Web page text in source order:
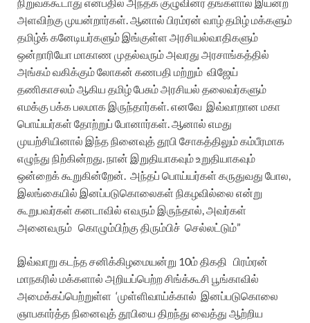
நிறுவக்கூடாது என்பதில் அந்தக் குழுவினர் தங்களால் இயன்ற
அளவிற்கு முயன்றார்கள். ஆனால் பிரம்ரன் வாழ் தமிழ் மக்களும்
தமிழ்க் கனேடியர்களும் இங்குள்ள அரசியல்வாதிகளும்
ஒன்றாரியோ மாகாண முதல்வரும் அவரது அரசாங்கத்தில்
அங்கம் வகிக்கும் லோகன் கணபதி மற்றும் விஜேய்
தணிகாசலம் ஆகிய தமிழ் பேசும் அரசியல் தலைவர்களும்
எமக்கு பக்க பலமாக இருந்தார்கள். எனவே இவ்வாறான மகா
பொய்யர்கள் தோற்றுப் போனார்கள். ஆனால் எமது
முயற்சியினால் இந்த நினைவுத் தூபி சோகத்திலும் கம்பீரமாக
எழுந்து நிற்கின்றது. நான் இறுதியாகவும் உறுதியாகவும்
ஒன்றைக் கூறுகின்றேன். அந்தப் பொய்யர்கள் கருதுவது போல,
இலங்கையில் இனப்படுகொலைகள் நிகழவில்லை என்று
கூறுபவர்கள் கனடாவில் எவரும் இருந்தால், அவர்கள்
அனைவரும் கொழும்பிற்கு திரும்பிச் செல்லட்டும்”
இவ்வாறு கடந்த சனிக்கிழமையன்று 10ம் திகதி பிரம்ரன்
மாநகரில் மக்களால் அறியப்பெற்ற சிங்க்கூசி பூங்காவில்
அமைக்கப்பெற்றுள்ள ‘முள்ளிவாய்க்கால் இனப்படுகொலை
ஞாபகார்த்த நினைவுத் தூபியை திறந்து வைத்து ஆற்றிய